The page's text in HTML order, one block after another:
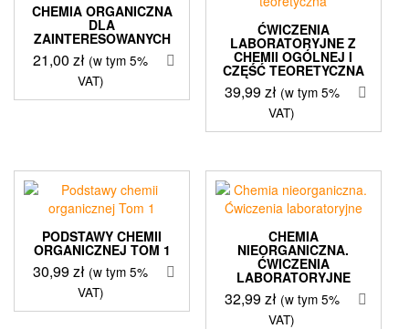
CHEMIA ORGANICZNA
DLA
ZAINTERESOWANYCH
21,00zł (w tym 5%
VAT)
ĆWICZENIA
LABORATORYJNE Z
CHEMII OGÓLNEJ I
CZĘŚĆ TEORETYCZNA
39,99zł (w tym 5%
VAT)
PODSTAWY CHEMII
ORGANICZNEJ TOM 1
30,99zł (w tym 5%
VAT)
CHEMIA
NIEORGANICZNA.
ĆWICZENIA
LABORATORYJNE
32,99zł (w tym 5%
VAT)